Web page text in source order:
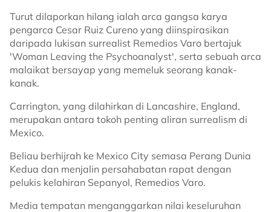
Turut dilaporkan hilang ialah arca gangsa karya
pengarca Cesar Ruiz Cureno yang diinspirasikan
daripada lukisan surrealist Remedios Varo bertajuk
'Woman Leaving the Psychoanalyst', serta sebuah arca
malaikat bersayap yang memeluk seorang kanak-
kanak.
Carrington, yang dilahirkan di Lancashire, England,
merupakan antara tokoh penting aliran surrealism di
Mexico.
Beliau berhijrah ke Mexico City semasa Perang Dunia
Kedua dan menjalin persahabatan rapat dengan
pelukis kelahiran Sepanyol, Remedios Varo.
Media tempatan menganggarkan nilai keseluruhan